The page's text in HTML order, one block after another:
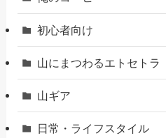
初心者向け
山にまつわるエトセトラ
山ギア
日常・ライフスタイル